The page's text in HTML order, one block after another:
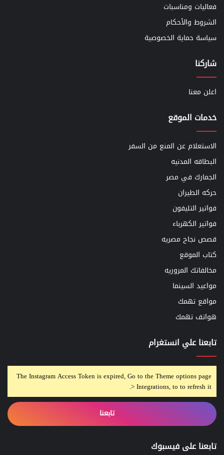
فعاليات ومناسبات
الشروط والأحكام
سياسة حماية الخصوصية
شاركنا
اعلن معنا
خدمات الموقع
الاستعلام عن المنع من السفر
البطاقه المدنيه
الجمارك في مصر
حركه الطيران
فواتير التليفون
فواتير الكهرباء
قصص نجاح مصريه
كتاب الموقع
مخالفاتك المروريه
مواعيد السينما
مواقع تهمك
هواتف تهمك
تابعنا علي انستغرام
The Instagram Access Token is expired, Go to the Theme options page
> Integrations, to to refresh it.
تابعنا
تابعنا على فيسبوك